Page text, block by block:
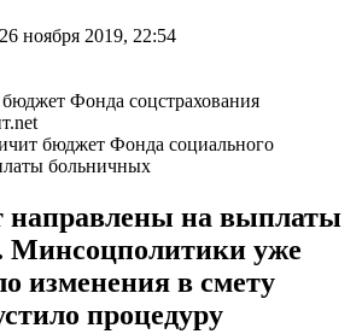
ноября 2019, 22:54
бюджет Фонда социального
больничных
направлены на выплаты
Минсоцполитики уже
изменения в смету
процедуру